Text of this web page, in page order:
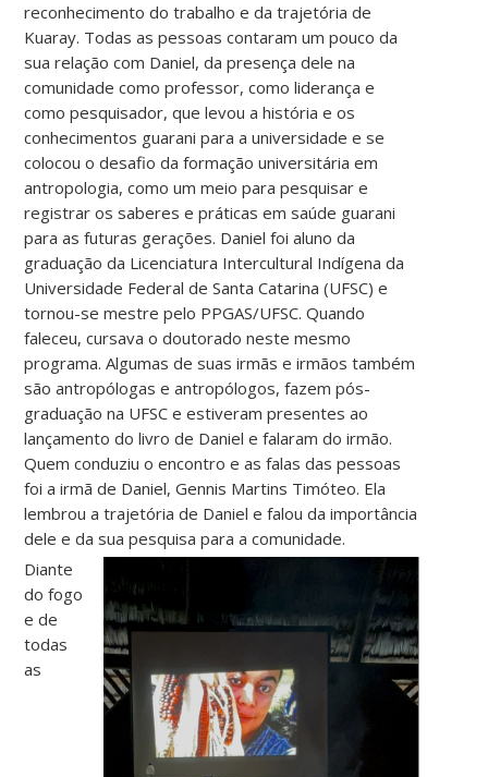
reconhecimento do trabalho e da trajetória de
Kuaray. Todas as pessoas contaram um pouco da
sua relação com Daniel, da presença dele na
comunidade como professor, como liderança e
como pesquisador, que levou a história e os
conhecimentos guarani para a universidade e se
colocou o desafio da formação universitária em
antropologia, como um meio para pesquisar e
registrar os saberes e práticas em saúde guarani
para as futuras gerações. Daniel foi aluno da
graduação da Licenciatura Intercultural Indígena da
Universidade Federal de Santa Catarina (UFSC) e
tornou-se mestre pelo PPGAS/UFSC. Quando
faleceu, cursava o doutorado neste mesmo
programa. Algumas de suas irmãs e irmãos também
são antropólogas e antropólogos, fazem pós-
graduação na UFSC e estiveram presentes ao
lançamento do livro de Daniel e falaram do irmão.
Quem conduziu o encontro e as falas das pessoas
foi a irmã de Daniel, Gennis Martins Timóteo. Ela
lembrou a trajetória de Daniel e falou da importância
dele e da sua pesquisa para a comunidade.
Diante
do fogo
e de
todas
as